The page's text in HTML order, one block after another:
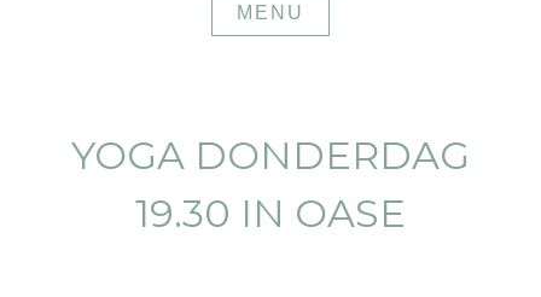
MENU
YOGA DONDERDAG
19.30 IN OASE